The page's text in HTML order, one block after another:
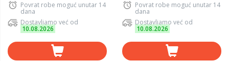
Povrat robe moguć unutar 14
dana
Dostavljamo već od
10.08.2026
Povrat robe moguć unutar 14
dana
Dostavljamo već od
10.08.2026